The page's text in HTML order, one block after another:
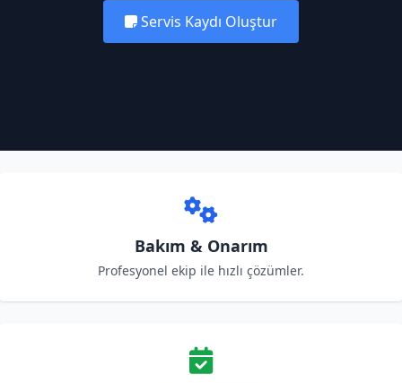
Servis Kaydı Oluştur
Bakım & Onarım
Profesyonel ekip ile hızlı çözümler.